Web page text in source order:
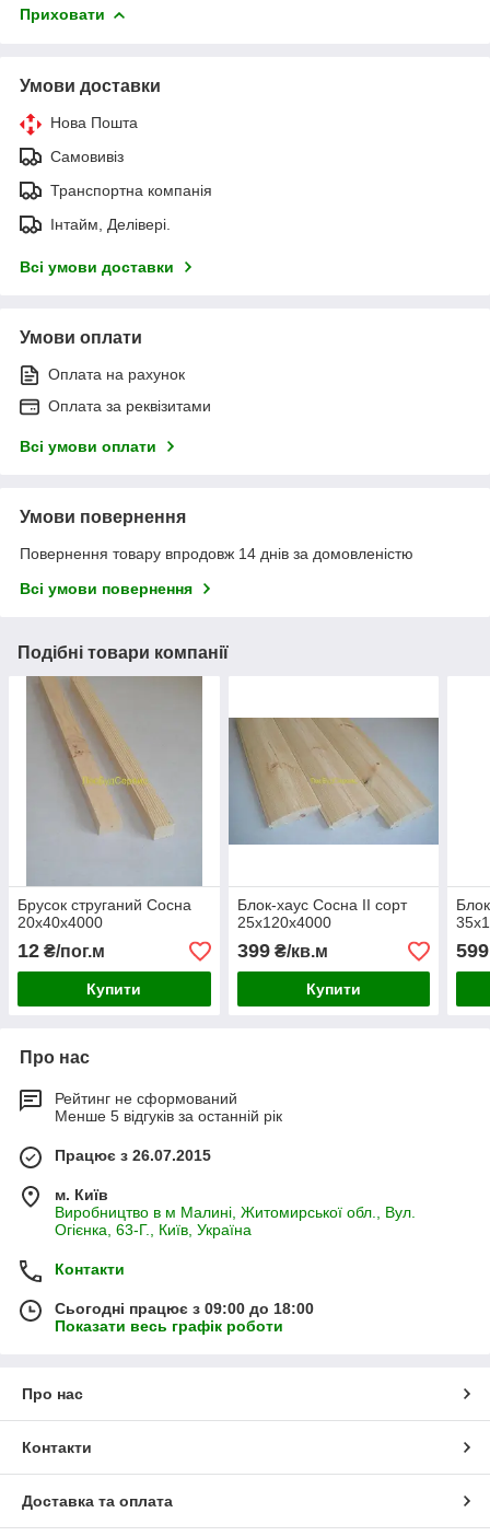
Приховати
Умови доставки
Нова Пошта
Самовивіз
Транспортна компанія
Інтайм, Делівері.
Всі умови доставки
Умови оплати
Оплата на рахунок
Оплата за реквізитами
Всі умови оплати
Умови повернення
Повернення товару впродовж 14 днів за домовленістю
Всі умови повернення
Подібні товари компанії
Брусок струганий Сосна
20х40х4000
12 ₴/пог.м
Купити
Блок-хаус Сосна II сорт
25х120х4000
399₴/кв.м
Купити
599
Про нас
Рейтинг не сформований
Менше 5 відгуків за останній рік
Працює з 26.07.2015
м. Київ
Виробництво в м Малині, Житомирської обл., Вул.
Огієнка, 63-Г., Київ, Україна
Контакти
Сьогодні працює з 09:00 до 18:00
Показати весь графік роботи
Про нас
Контакти
Доставка та оплата